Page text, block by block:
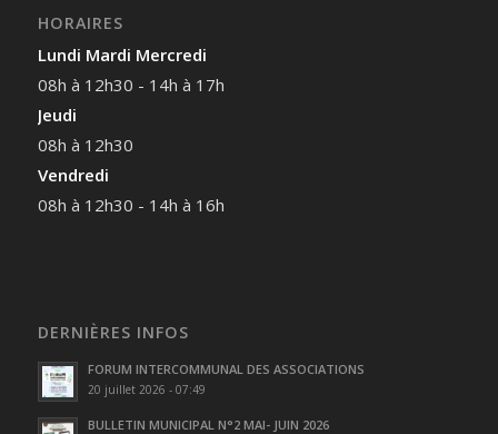
HORAIRES
Lundi Mardi Mercredi
08h à 12h30 - 14h à 17h
Jeudi
08h à 12h30
Vendredi
08h à 12h30 - 14h à 16h
DERNIÈRES INFOS
FORUM INTERCOMMUNAL DES ASSOCIATIONS
20 juillet 2026 - 07:49
BULLETIN MUNICIPAL N°2 MAI- JUIN 2026